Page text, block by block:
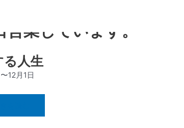
ミアムスポット。夏季
業しています。
る人生
12月1日